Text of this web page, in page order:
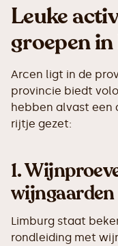
Leuke
groepen
Arcen ligt in de
provincie biedt
hebben alvast een
rijtje gezet:
1.
wijngaarden
Limburg staat
rondleiding met